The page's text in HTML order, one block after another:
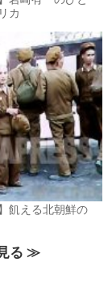
カ
飢える北朝鮮の
る ≫